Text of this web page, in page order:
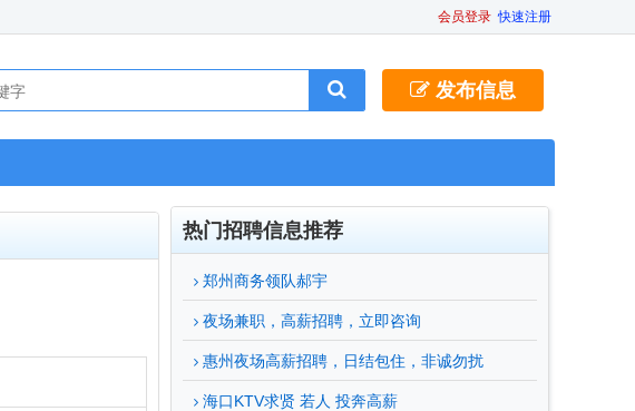
会员登录 快速注册
发布信息
热门招聘信息推荐
郑州商务领队郝宇
夜场兼职，高薪招聘，立即咨询
惠州夜场高薪招聘，日结包住，非诚勿扰
海口KTV求贤 若人 投奔高薪